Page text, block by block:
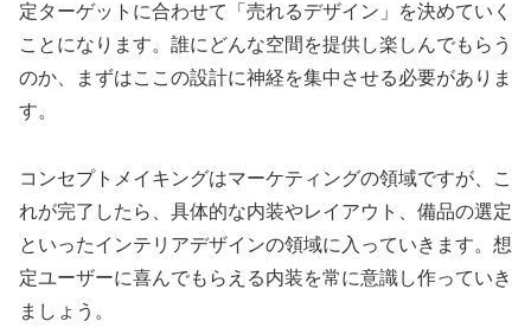
定ターゲットに合わせて「売れるデザイン」を決めていく
ことになります。誰にどんな空間を提供し楽しんでもらう
のか、まずはここの設計に神経を集中させる必要がありま
す。
コンセプトメイキングはマーケティングの領域ですが、こ
れが完了したら、具体的な内装やレイアウト、備品の選定
といったインテリアデザインの領域に入っていきます。想
定ユーザーに喜んでもらえる内装を常に意識し作っていき
ましょう。